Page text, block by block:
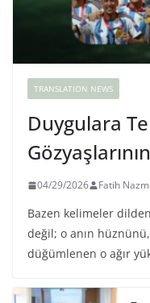
TRANSLATION NEWS
Duygulara
04/29/2026 Fatih
Bazen kelimeler
değil; o anın
düğümlenen o ağır